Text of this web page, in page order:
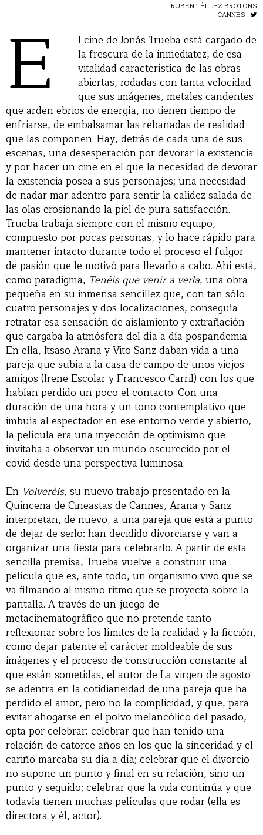
RUBÉN TÉLLEZ BROTONS
CANNES |
E
l cine de Jonás Trueba está cargado de
la frescura de la inmediatez, de esa
vitalidad característica de las obras
abiertas, rodadas con tanta velocidad
que sus imágenes, metales candentes
que arden ebrios de energía, no tienen tiempo de
enfriarse, de embalsamar las rebanadas de realidad
que las componen. Hay, detrás de cada una de sus
escenas, una desesperación por devorar la existencia
y por hacer un cine en el que la necesidad de devorar
la existencia posea a sus personajes; una necesidad
de nadar mar adentro para sentir la calidez salada de
las olas erosionando la piel de pura satisfacción.
Trueba trabaja siempre con el mismo equipo,
compuesto por pocas personas, y lo hace rápido para
mantener intacto durante todo el proceso el fulgor
de pasión que le motivó para llevarlo a cabo. Ahí está,
como paradigma, Tenéis que venir a verla, una obra
pequeña en su inmensa sencillez que, con tan sólo
cuatro personajes y dos localizaciones, conseguía
retratar esa sensación de aislamiento y extrañación
que cargaba la atmósfera del día a día pospandemia.
En ella, Itsaso Arana y Vito Sanz daban vida a una
pareja que subía a la casa de campo de unos viejos
amigos (Irene Escolar y Francesco Carril) con los que
habían perdido un poco el contacto. Con una
duración de una hora y un tono contemplativo que
imbuía al espectador en ese entorno verde y abierto,
la película era una inyección de optimismo que
invitaba a observar un mundo oscurecido por el
covid desde una perspectiva luminosa.
En Volveréis, su nuevo trabajo presentado en la
Quincena de Cineastas de Cannes, Arana y Sanz
interpretan, de nuevo, a una pareja que está a punto
de dejar de serlo: han decidido divorciarse y van a
organizar una fiesta para celebrarlo. A partir de esta
sencilla premisa, Trueba vuelve a construir una
película que es, ante todo, un organismo vivo que se
va filmando al mismo ritmo que se proyecta sobre la
pantalla. A través de un juego de
metacinematográfico que no pretende tanto
reflexionar sobre los límites de la realidad y la ficción,
como dejar patente el carácter moldeable de sus
imágenes y el proceso de construcción constante al
que están sometidas, el autor de La virgen de agosto
se adentra en la cotidianeidad de una pareja que ha
perdido el amor, pero no la complicidad, y que, para
evitar ahogarse en el polvo melancólico del pasado,
opta por celebrar: celebrar que han tenido una
relación de catorce años en los que la sinceridad y el
cariño marcaba su día a día; celebrar que el divorcio
no supone un punto y final en su relación, sino un
punto y seguido; celebrar que la vida continúa y que
todavía tienen muchas películas que rodar (ella es
directora y él, actor).